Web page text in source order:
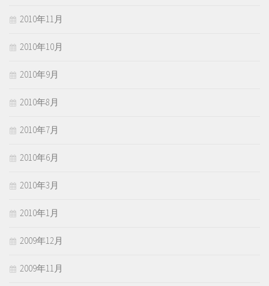
2010年11月
2010年10月
2010年9月
2010年8月
2010年7月
2010年6月
2010年3月
2010年1月
2009年12月
2009年11月